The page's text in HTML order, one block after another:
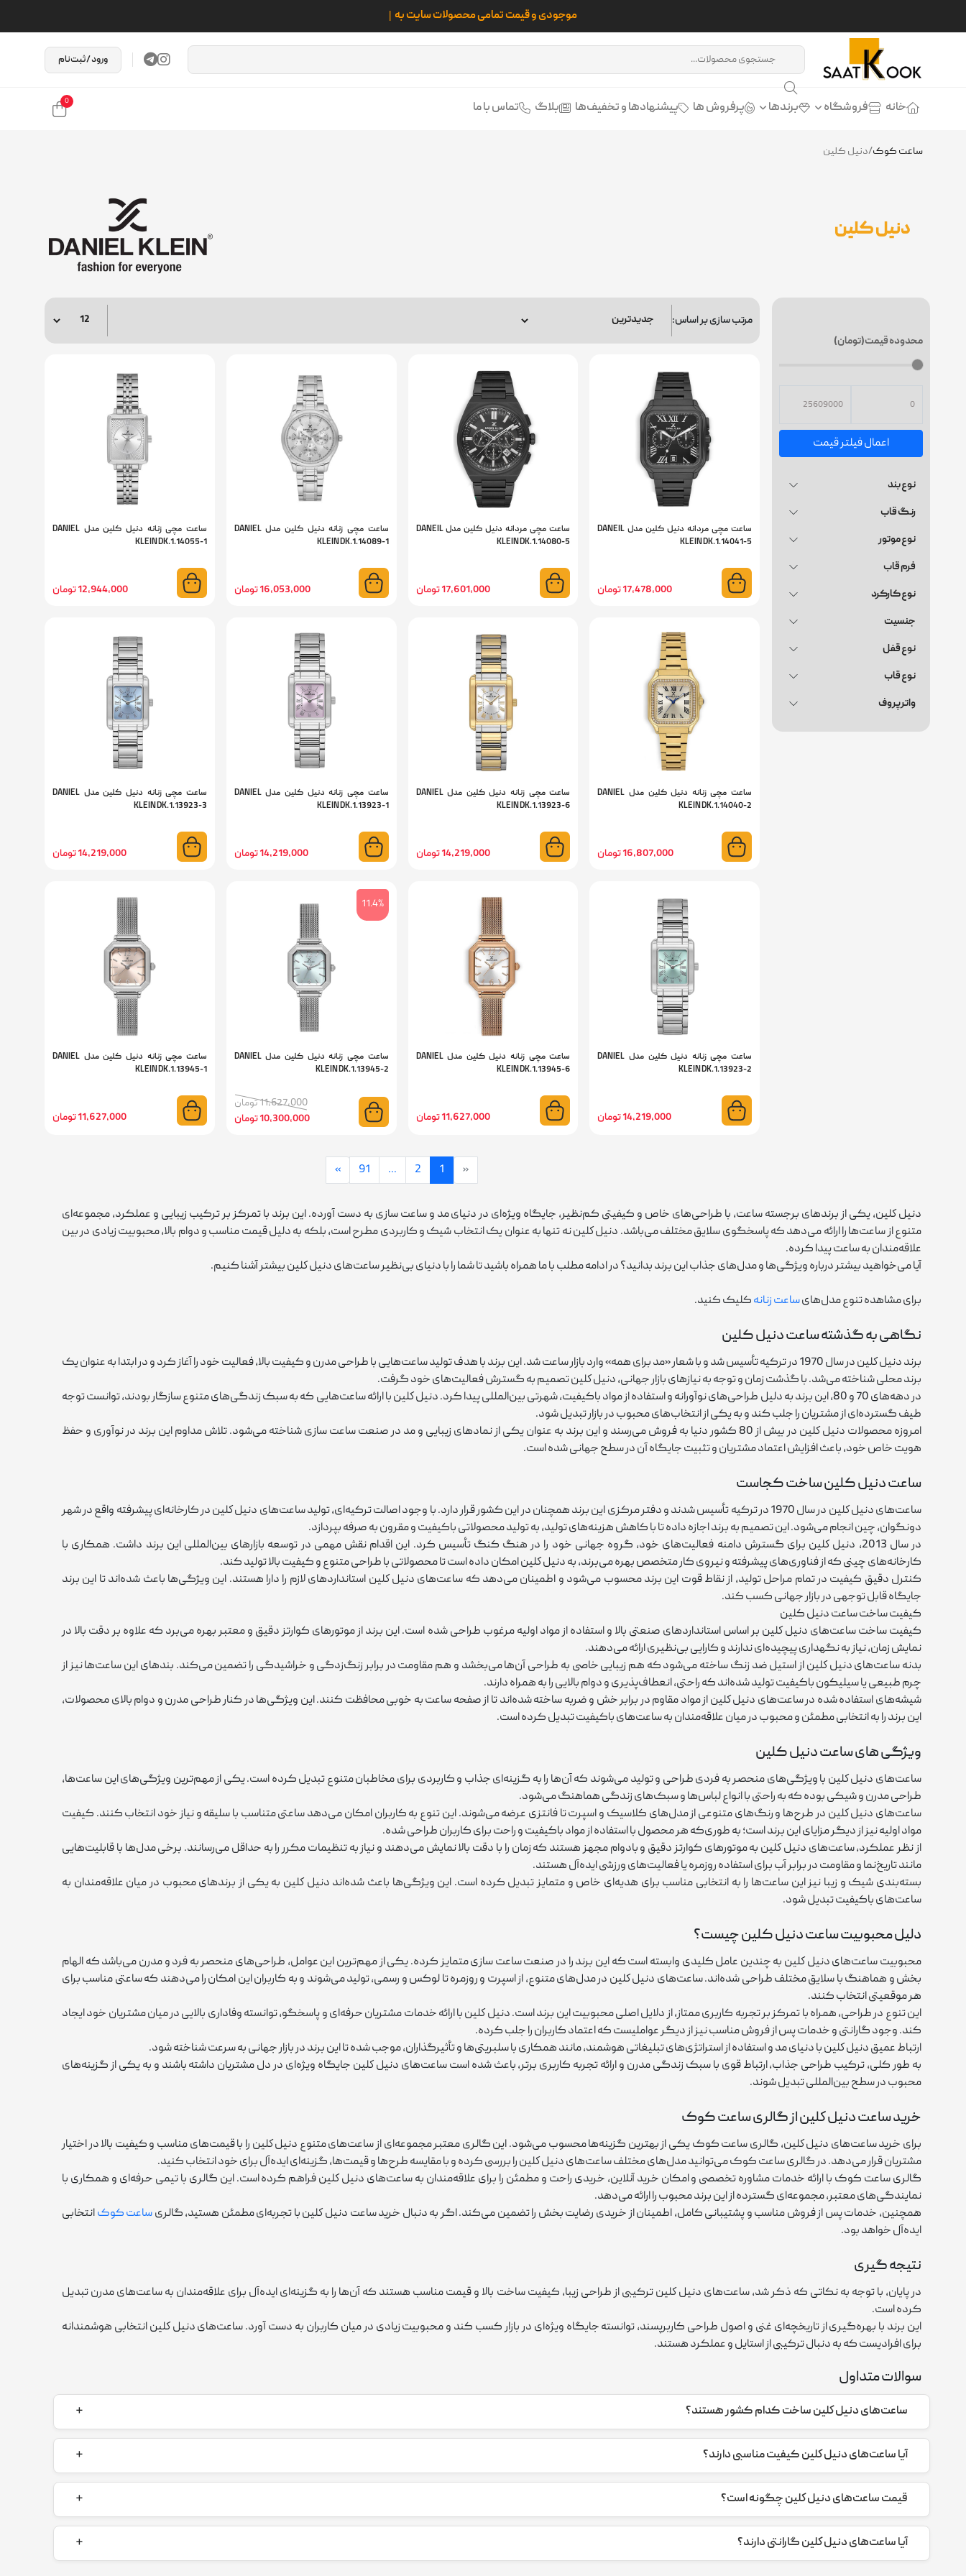
ورود / ثبت‌نام
خانه فروشگاه برندها پرفروش ها پیشنهادها و تخفیف‌ها بلاگ تماس با ما 0
ساعت کوک/دنیل کلین
دنیل کلین
محدوده قیمت(تومان)
اعمال فیلتر قیمت
نوع بند
رنگ قاب
نوع موتور
فرم قاب
نوع کارکرد
جنسیت
نوع قفل
نوع قاب
واترپروف
مرتب سازی بر اساس:
ساعت مچی مردانه دنیل کلین مدل DANEIL
KLEIN DK.1.14041-5
17,478,000 تومان
ساعت مچی مردانه دنیل کلین مدل DANEIL
KLEIN DK.1.14080-5
17,601,000 تومان
ساعت مچی زنانه دنیل کلین مدل DANIEL
KLEIN DK.1.14089-1
16,053,000 تومان
ساعت مچی زنانه دنیل کلین مدل DANIEL
KLEIN DK.1.14055-1
12,944,000 تومان
ساعت مچی زنانه دنیل کلین مدل DANIEL
KLEIN DK.1.14040-2
16,807,000 تومان
ساعت مچی زنانه دنیل کلین مدل DANIEL
KLEIN DK.1.13923-6
14,219,000 تومان
ساعت مچی زنانه دنیل کلین مدل DANIEL
KLEIN DK.1.13923-1
14,219,000 تومان
ساعت مچی زنانه دنیل کلین مدل DANIEL
KLEIN DK.1.13923-3
14,219,000 تومان
ساعت مچی زنانه دنیل کلین مدل DANIEL
KLEIN DK.1.13923-2
14,219,000 تومان
ساعت مچی زنانه دنیل کلین مدل DANIEL
KLEIN DK.1.13945-6
11,627,000 تومان
11.4%
ساعت مچی زنانه دنیل کلین مدل DANIEL
KLEIN DK.1.13945-2
11,627,000 تومان
10,300,000 تومان
ساعت مچی زنانه دنیل کلین مدل DANIEL
KLEIN DK.1.13945-1
11,627,000 تومان
«
1
2
...
91
»
دنيل كلين، یکی از برندهای برجسته ساعت، با طراحی‌های خاص و کیفیتی کم‌نظیر، جایگاه ویژه‌ای در دنیای مد و ساعت ‌سازی به دست آورده. این برند با تمرکز بر ترکیب زیبایی و عملکرد، مجموعه‌ای
متنوع از ساعت‌ها را ارائه می‌دهد که پاسخگوی سلایق مختلف می‌باشد. دنيل كلين نه تنها به عنوان یک انتخاب شیک و کاربردی مطرح است، بلکه به دلیل قیمت مناسب و دوام بالا، محبوبیت زیادی در بین
علاقه‌مندان به ساعت پیدا کرده.
آیا می‌خواهید بیشتر درباره ویژگی‌ها و مدل‌های جذاب این برند بدانید؟ در ادامه مطلب با ما همراه باشید تا شما را با دنیای بی‌نظیر ساعت‌های دنيل كلين بیشتر آشنا کنیم.
برای مشاهده تنوع مدل‌هایساعت زنانهکلیک کنید.
نگاهی به گذشته ساعت دنیل کلین
برند دنيل كلين در سال 1970 در ترکیه تأسیس شد و با شعار «مد برای همه» وارد بازار ساعت شد. این برند با هدف تولید ساعت‌هایی با طراحی مدرن و کیفیت بالا، فعالیت خود را آغاز کرد و در ابتدا به‌ عنوان یک
برند محلی شناخته می‌شد. با گذشت زمان و توجه به نیازهای بازار جهانی، دنيل كلين تصمیم به گسترش فعالیت‌های خود گرفت.
در دهه‌های 70 و 80، این برند به ‌دلیل طراحی‌های نوآورانه و استفاده از مواد باکیفیت، شهرتی بین‌المللی پیدا کرد. دنيل كلين با ارائه ساعت‌هایی که به سبک زندگی‌های متنوع سازگار بودند، توانست توجه
طیف گسترده‌ای از مشتریان را جلب کند و به یکی از انتخاب‌های محبوب در بازار تبدیل شود.
امروزه محصولات دنيل كلين در بیش از 80 کشور دنیا به فروش می‌رسند و این برند به‌ عنوان یکی از نمادهای زیبایی و مد در صنعت ساعت ‌سازی شناخته می‌شود. تلاش مداوم این برند در نوآوری و حفظ
هویت خاص خود، باعث افزایش اعتماد مشتریان و تثبیت جایگاه آن در سطح جهانی شده است.
ساعت دنیل کلین ساخت کجاست
ساعت‌های دنيل كلين در سال 1970 در ترکیه تأسیس شدند و دفتر مرکزی این برند همچنان در این کشور قرار دارد. با وجود اصالت ترکیه‌ای، تولید ساعت‌های دنيل كلين در کارخانه‌ای پیشرفته واقع در شهر
دونگوان، چین انجام می‌شود. این تصمیم به برند اجازه داده تا با کاهش هزینه‌های تولید، به تولید محصولاتی باکیفیت و مقرون ‌به‌ صرفه بپردازد.
در سال 2013، دنيل كلين برای گسترش دامنه فعالیت‌های خود، گروه جهانی خود را در هنگ کنگ تأسیس کرد. این اقدام نقش مهمی در توسعه بازارهای بین‌المللی این برند داشت. همکاری با
کارخانه‌های چینی که از فناوری‌های پیشرفته و نیروی کار متخصص بهره می‌برند، به دنيل كلين امکان داده است تا محصولاتی با طراحی متنوع و کیفیت بالا تولید کند.
کنترل دقیق کیفیت در تمام مراحل تولید، از نقاط قوت این برند محسوب می‌شود و اطمینان می‌دهد که ساعت‌های دنيل كلين استانداردهای لازم را دارا هستند. این ویژگی‌ها باعث شده‌اند تا این برند
جایگاه قابل ‌توجهی در بازار جهانی کسب کند.
کیفیت ساخت ساعت دنیل کلین
کیفیت ساخت ساعت‌های دنيل كلين بر اساس استانداردهای صنعتی بالا و استفاده از مواد اولیه مرغوب طراحی شده است. این برند از موتورهای کوارتز دقیق و معتبر بهره می‌برد که علاوه بر دقت بالا در
نمایش زمان، نیاز به نگهداری پیچیده‌ای ندارند و کارایی بی‌نظیری ارائه می‌دهند.
بدنه ساعت‌های دنيل كلين از استیل ضد زنگ ساخته می‌شود که هم زیبایی خاصی به طراحی آن‌ها می‌بخشد و هم مقاومت در برابر زنگ‌زدگی و خراشیدگی را تضمین می‌کند. بندهای این ساعت‌ها نیز از
چرم طبیعی یا سیلیکون باکیفیت تولید شده‌اند که راحتی، انعطاف‌پذیری و دوام بالایی را به همراه دارند.
شیشه‌های استفاده ‌شده در ساعت‌های دنيل كلين از مواد مقاوم در برابر خش و ضربه ساخته شده‌اند تا از صفحه ساعت به‌ خوبی محافظت کنند. این ویژگی‌ها در کنار طراحی مدرن و دوام بالای محصولات،
این برند را به انتخابی مطمئن و محبوب در میان علاقه‌مندان به ساعت‌های باکیفیت تبدیل کرده است.
ویژگی های ساعت دنیل کلین
ساعت‌های دنيل كلين با ویژگی‌های منحصر به‌ فردی طراحی و تولید می‌شوند که آن‌ها را به گزینه‌ای جذاب و کاربردی برای مخاطبان متنوع تبدیل کرده است. یکی از مهم‌ترین ویژگی‌های این ساعت‌ها،
طراحی مدرن و شیکی بوده که به ‌راحتی با انواع لباس‌ها و سبک‌های زندگی هماهنگ می‌شود.
ساعت‌های دنيل كلين در طرح‌ها و رنگ‌های متنوعی از مدل‌های کلاسیک و اسپرت تا فانتزی عرضه می‌شوند. این تنوع به کاربران امکان می‌دهد ساعتی متناسب با سلیقه و نیاز خود انتخاب کنند. کیفیت
مواد اولیه نیز از دیگر مزایای این برند است؛ به ‌طوری‌که هر محصول با استفاده از مواد باکیفیت و راحت برای کاربران طراحی شده.
از نظر عملکرد، ساعت‌های دنيل كلين به موتورهای کوارتز دقیق و بادوام مجهز هستند که زمان را با دقت بالا نمایش می‌دهند و نیاز به تنظیمات مکرر را به حداقل می‌رسانند. برخی مدل‌ها با قابلیت‌هایی
مانند تاریخ‌نما و مقاومت در برابر آب برای استفاده روزمره یا فعالیت‌های ورزشی ایده‌آل هستند.
بسته‌بندی شیک و زیبا نیز این ساعت‌ها را به انتخابی مناسب برای هدیه‌ای خاص و متمایز تبدیل کرده است. این ویژگی‌ها باعث شده‌اند دنيل كلين به یکی از برندهای محبوب در میان علاقه‌مندان به
ساعت‌های باکیفیت تبدیل شود.
دلیل محبوبیت ساعت دنیل کلین چیست؟
محبوبیت ساعت‌های دنيل كلين به چندین عامل کلیدی وابسته است که این برند را در صنعت ساعت ‌سازی متمایز کرده. یکی از مهم‌ترین این عوامل، طراحی‌های منحصر به ‌فرد و مدرن می‌باشد که الهام
‌بخش و هماهنگ با سلایق مختلف طراحی شده‌اند. ساعت‌های دنيل كلين در مدل‌های متنوع، از اسپرت و روزمره تا لوکس و رسمی، تولید می‌شوند و به کاربران این امکان را می‌دهند که ساعتی مناسب برای
هر موقعیتی انتخاب کنند.
این تنوع در طراحی، همراه با تمرکز بر تجربه کاربری ممتاز، از دلایل اصلی محبوبیت این برند است. دنيل كلين با ارائه خدمات مشتریان حرفه‌ای و پاسخگو، توانسته وفاداری بالایی در میان مشتریان خود ایجاد
کند. وجود گارانتی و خدمات پس از فروش مناسب نیز از دیگر عواملیست که اعتماد کاربران را جلب کرده.
ارتباط عمیق دنيل كلين با دنیای مد و استفاده از استراتژی‌های تبلیغاتی هوشمند، مانند همکاری با سلبریتی‌ها و تأثیرگذاران، موجب شده تا این برند در بازار جهانی به ‌سرعت شناخته شود.
به‌ طور کلی، ترکیب طراحی جذاب، ارتباط قوی با سبک زندگی مدرن و ارائه تجربه کاربری برتر، باعث شده است ساعت‌های دنيل كلين جایگاه ویژه‌ای در دل مشتریان داشته باشند و به یکی از گزینه‌های
محبوب در سطح بین‌المللی تبدیل شوند.
خرید ساعت دنيل كلين از گالری ساعت کوک
برای خرید ساعت‌های دنيل كلين، گالری ساعت کوک یکی از بهترین گزینه‌ها محسوب می‌شود. این گالری معتبر مجموعه‌ای از ساعت‌های متنوع دنيل كلين را با قیمت‌های مناسب و کیفیت بالا در اختیار
مشتریان قرار می‌دهد. در گالری ساعت کوک می‌توانید مدل‌های مختلف ساعت‌های دنيل كلين را بررسی کرده و با مقایسه طرح‌ها و قیمت‌ها، گزینه‌ای ایده‌آل برای خود انتخاب کنید.
گالری ساعت کوک با ارائه خدمات مشاوره تخصصی و امکان خرید آنلاین، خریدی راحت و مطمئن را برای علاقه‌مندان به ساعت‌های دنيل كلين فراهم کرده است. این گالری با تیمی حرفه‌ای و همکاری با
نمایندگی‌های معتبر، مجموعه‌ای گسترده از این برند محبوب را ارائه می‌دهد.
همچنین، خدمات پس از فروش مناسب و پشتیبانی کامل، اطمینان از خریدی رضایت ‌بخش را تضمین می‌کند. اگر به دنبال خرید ساعت دنيل كلين با تجربه‌ای مطمئن هستید، گالریساعت کوکانتخابی
ایده‌آل خواهد بود.
نتیجه گیری
در پایان، با توجه به نکاتی که ذکر شد، ساعت‌های دنيل كلين ترکیبی از طراحی زیبا، کیفیت ساخت بالا و قیمت مناسب هستند که آن‌ها را به گزینه‌ای ایده‌آل برای علاقه‌مندان به ساعت‌های مدرن تبدیل
کرده است.
این برند با بهره‌گیری از تاریخچه‌ای غنی و اصول طراحی کاربرپسند، توانسته جایگاه ویژه‌ای در بازار کسب کند و محبوبیت زیادی در میان کاربران به دست آورد. ساعت‌های دنيل كلين انتخابی هوشمندانه
برای افرادیست که به دنبال ترکیبی از استایل و عملکرد هستند.
سوالات متداول
ساعت‌های دنيل كلين ساخت کدام کشور هستند؟
ساعت‌های دنيل كلين اصالتاً یک برند ترکیه‌ای هستند که در سال 1970 تأسیس شده است. با این حال، تولید این ساعت‌ها عمدتاً در کارخانه‌هایی در چین انجام می‌شود که از فناوری‌های پیشرفته و
استانداردهای بالا بهره می‌برند
آیا ساعت‌های دنيل كلين کیفیت مناسبی دارند؟
بله، ساعت‌های دنيل كلين به دلیل استفاده از مواد اولیه باکیفیت مانند استیل ضد زنگ، شیشه‌های مقاوم و موتورهای دقیق کوارتز، کیفیت ساخت بالایی دارند. این ویژگی‌ها به همراه طراحی‌های
متنوع، باعث شده‌اند این ساعت‌ها از محبوبیت بالایی برخوردار شوند.
قیمت ساعت‌های دنيل كلين چگونه است؟
ساعت‌های دنيل كلين به دلیل مدیریت بهینه هزینه‌های تولید، با قیمتی مناسب و رقابتی عرضه می‌شوند. این برند توانسته کیفیت بالا را با قیمتی اقتصادی ارائه دهد، که همین موضوع آن را برای طیف
گسترده‌ای از مشتریان جذاب کرده است.
آیا ساعت‌های دنيل كلين گارانتی دارند؟